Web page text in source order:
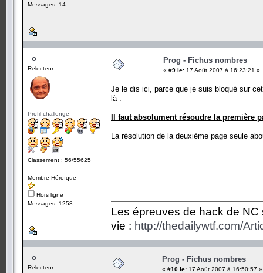
Messages: 14
_o_
Relecteur
Profil challenge
Classement : 56/55625
Membre Héroïque
Hors ligne
Messages: 1258
Prog - Fichus nombres
« #9 le: 17 Août 2007 à 16:23:21 »
Je le dis ici, parce que je suis bloqué sur
là :
Il faut absolument résoudre la première
La résolution de la deuxième page seule
Les épreuves de hack de
vie : http://thedailywtf.com/
_o_
Relecteur
Prog - Fichus nombres
« #10 le: 17 Août 2007 à 16:50:57 »